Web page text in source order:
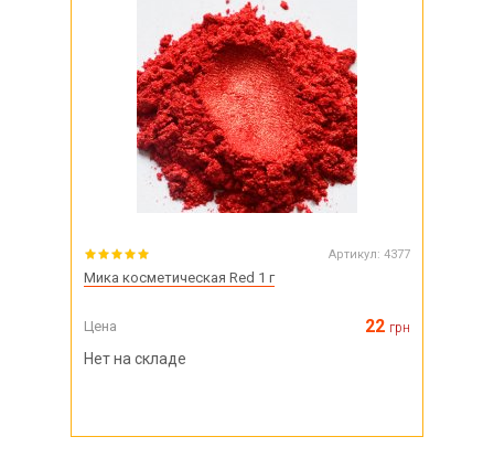
Артикул: 4377
Мика косметическая Red 1 г
Цена 22 грн
Нет на складе